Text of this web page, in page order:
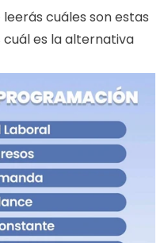
cuáles son estas
es la alternativa